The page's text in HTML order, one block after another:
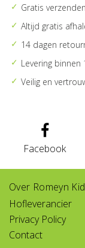
Gratis
Altijd gratis
14 dagen
Levering binnen
Veilig en
Facebook
Over Romeyn
Hofleverancier
Privacy Policy
Contact